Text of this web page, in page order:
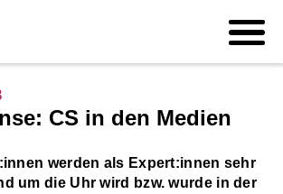
CS in den Medien
werden als Expert:innen sehr
um die Uhr wird bzw. wurde in der